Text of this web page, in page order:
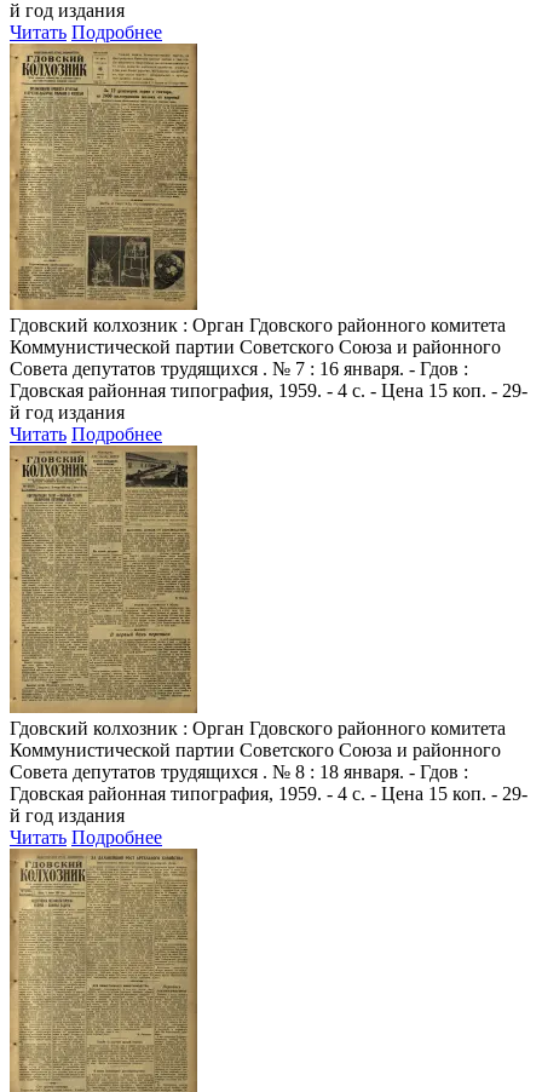
й год издания
Читать Подробнее
Гдовский колхозник : Орган Гдовского районного комитета
Коммунистической партии Советского Союза и районного
Совета депутатов трудящихся . № 7 : 16 января. - Гдов :
Гдовская районная типография, 1959. - 4 с. - Цена 15 коп. - 29-
й год издания
Читать Подробнее
Гдовский колхозник : Орган Гдовского районного комитета
Коммунистической партии Советского Союза и районного
Совета депутатов трудящихся . № 8 : 18 января. - Гдов :
Гдовская районная типография, 1959. - 4 с. - Цена 15 коп. - 29-
й год издания
Читать Подробнее